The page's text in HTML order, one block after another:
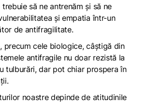
să ne antrenăm și să ne
și empatia într-un
de antifragilitate.
precum cele biologice, câștigă din
antifragile nu doar rezistă la
tulburări, dar pot chiar prospera în
noastre depinde de atitudinile